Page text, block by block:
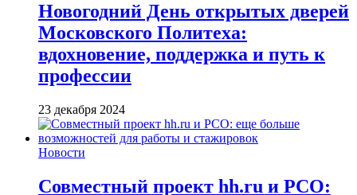
Новогодний День открытых дверей
Московского Политеха:
вдохновение, поддержка и путь к
профессии
23 декабря 2024
Новости
Совместный проект hh.ru и РСО: